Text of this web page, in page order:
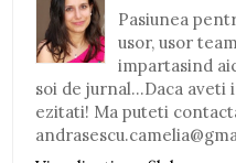
Pasiunea
usor, usor
impartasind
soi de jurnal...Daca
ezitati! Ma puteti